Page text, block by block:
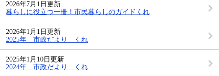
2026年7月1日更新
暮らしに役立つ一冊！市民暮らしのガイドくれ
2026年1月1日更新
2025年 市政だより くれ
2025年1月10日更新
2024年 市政だより くれ